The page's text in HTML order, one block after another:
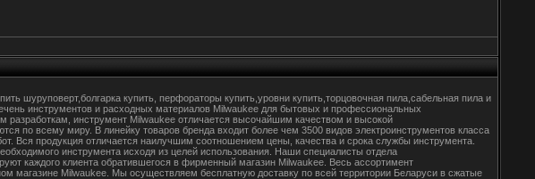
шуруповерт,болгарка купить, перфораторы купить,уровни купить,торцовочная пила,сабельная пила и
инструментов и расходных материалов Milwaukee для бытовых и профессиональных
разработкам, инструмент Milwaukee отличается высочайшим качеством и высокой
по всему миру. В линейку товаров бренда входит более чем 3500 видов электроинструментов класса
Вся продукция отличается наилучшим соотношением цены, качества и срока службы инструмента.
инструмента исходя из целей использования. Наши специалисты отдела
каждого клиента обратившегося в фирменный магазин Milwaukee. Весь ассортимент
магазине Milwaukee. Мы осуществляем бесплатную доставку по всей территории Беларуси в сжатые